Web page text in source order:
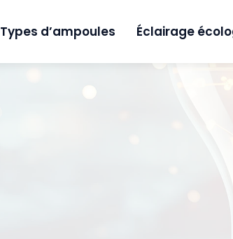
Types d’ampoules Éclairage